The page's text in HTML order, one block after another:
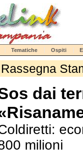
Tematiche Ospiti
Rassegna
dai
milioni